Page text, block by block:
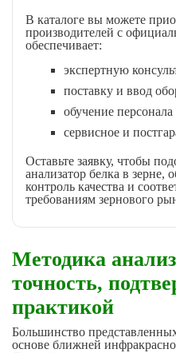
В каталоге вы можете
производителей с
обеспечивает:
экспертную
поставку и ввод
обучение персонала
сервисное и
Оставьте заявку, чтобы
анализатор белка в
контроль качества и
требованиям зернового
Методика
точность,
практикой
Большинство
основе ближней